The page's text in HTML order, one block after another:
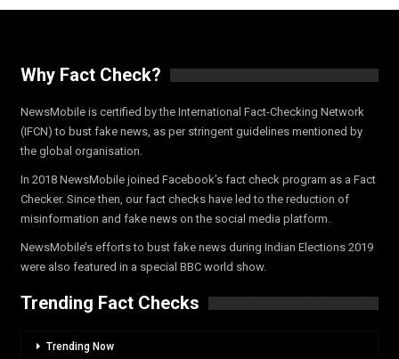
Why Fact Check?
NewsMobile is certified by the International Fact-Checking Network
(IFCN) to bust fake news, as per stringent guidelines mentioned by
the global organisation.
In 2018 NewsMobile joined Facebook’s fact check program as a Fact
Checker. Since then, our fact checks have led to the reduction of
misinformation and fake news on the social media platform.
NewsMobile’s efforts to bust fake news during Indian Elections 2019
were also featured in a special BBC world show.
Trending Fact Checks
Trending Now